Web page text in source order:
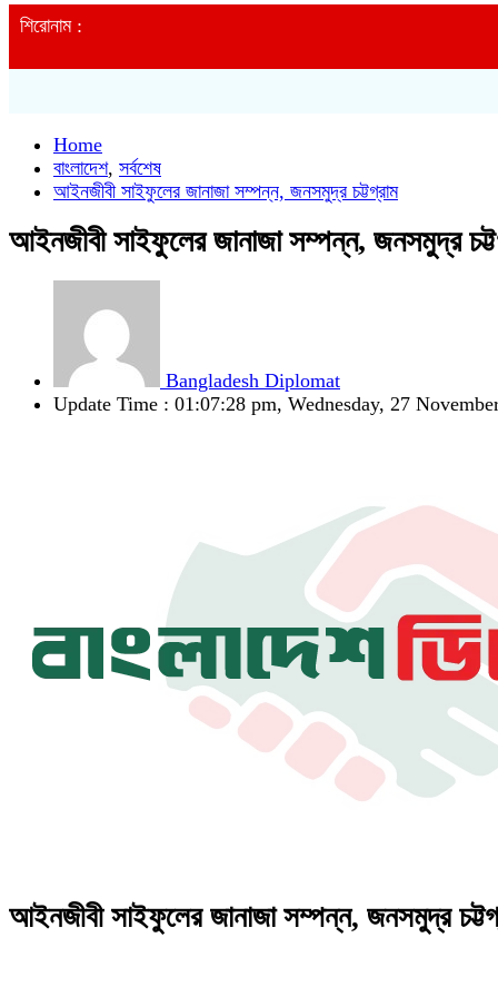
শিরোনাম :
Home
বাংলাদেশ, সর্বশেষ
আইনজীবী সাইফুলের জানাজা সম্পন্ন, জনসমুদ্র চট্টগ্রাম
আইনজীবী সাইফুলের জানাজা সম্পন্ন, জনসমুদ্র
Bangladesh Diplomat
Update Time : 01:07:28 pm, Wednesday, 27
আইনজীবী সাইফুলের জানাজা সম্পন্ন, জনসমুদ্র